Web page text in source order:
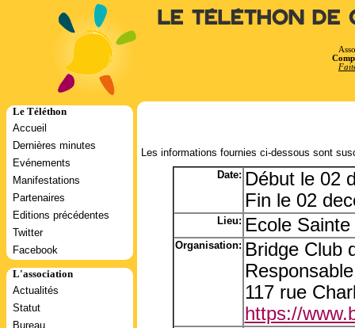
Le Téléthon de
Le Téléthon
Accueil
Dernières minutes
Evénements
Manifestations
Partenaires
Editions précédentes
Twitter
Facebook
L'association
Actualités
Statut
Bureau
Les informations fournies ci-dessous sont
Date: Début le 02
Fin le 02
Lieu: Ecole
Organisation: Bridge Club
117 rue
https://